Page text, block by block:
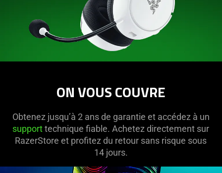
ON VOUS COUVRE
Obtenez jusqu’à 2 ans de garantie et accédez à un
supporttechnique fiable. Achetez directement sur
RazerStore et profitez du retour sans risque sous
14 jours.